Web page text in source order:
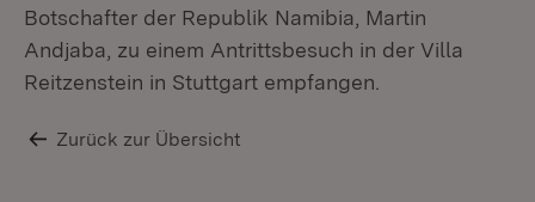
Botschafter der Republik Namibia, Martin
Andjaba, zu einem Antrittsbesuch in der Villa
Reitzenstein in Stuttgart empfangen.
Zurück zur Übersicht